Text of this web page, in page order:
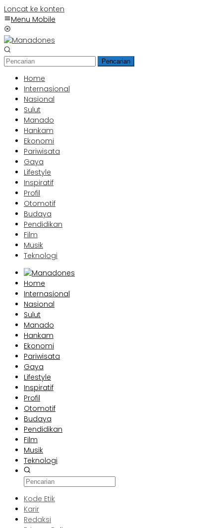
Loncat ke konten
Menu Mobile
Pencarian
Home
Internasional
Nasional
Sulut
Manado
Hankam
Ekonomi
Pariwisata
Gaya
Lifestyle
Inspiratif
Profil
Otomotif
Budaya
Pendidikan
Film
Musik
Teknologi
Home
Internasional
Nasional
Sulut
Manado
Hankam
Ekonomi
Pariwisata
Gaya
Lifestyle
Inspiratif
Profil
Otomotif
Budaya
Pendidikan
Film
Musik
Teknologi
Kode Etik
Karir
Redaksi